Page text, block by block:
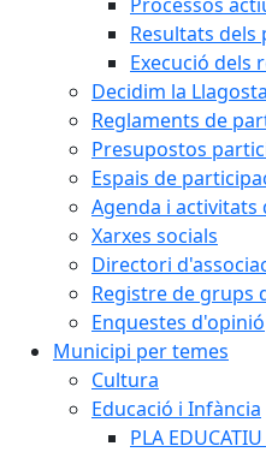
Resultats dels
Execució dels
Decidim la
Reglaments de
Presupostos
Espais de
Agenda i activitats
Xarxes socials
Directori
Registre de grups
Enquestes d'opinió
Municipi per temes
Cultura
Educació i Infància
PLA